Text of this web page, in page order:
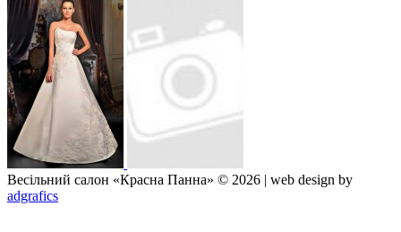
Весільний салон «Красна Панна» © 2026 | web design by
adgrafics